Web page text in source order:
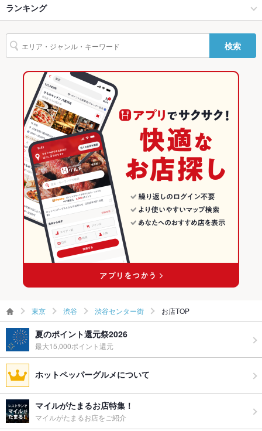
バリアフリ
ー
なし ：バリアフリーはございません。お手伝いが必要な場合、
スタッフが補助いたします。
駐車場
なし ：お近くのコインパーキングをご利用ください。お酒を飲
まれる際はお車でのお越しはご遠慮ください。
英語メニュ
あり
その他設備
その他お気づきの点ございましたらお気軽にスタッフまでご連
絡ください♪
その他
飲み放題
あり ：単品飲み放題プラン、飲み放題付きコースも多数ご用意
しております。お得なクーポンも併せてご利用下さい。
食べ放題
なし ：食べ放題プランはございませんが、一品一品真心こめて
調理いたします。
カクテル充実、焼酎充実、日本酒充実
お子様連れOK ：ママ友会やお子様連れも大歓迎！掘りごたつ
の完全個室でお食事をお愉しみ下さい。
ウェディン
ー二次会
人数の決まりづらいご宴会もご相談に乗ります。お気軽にお問
お祝い・サ
プライズ対
応
可
備考 ご不明点などございましたらお気軽にお問い合わせください。
くいもの屋わん 大和店
個室居酒屋 くいもの屋わん 茅ヶ崎店
くいもの屋わん 湘南台店
個室居酒屋 くいもの屋わん 蒲田店
くいもの屋わん 大宮南銀通り店
くいもの屋わん 本厚木店
くいもの屋わん 川崎西口店
その他の関連店舗
渋谷 × 和風
渋谷駅 × 居酒屋
渋谷駅 × 和風
焼き鳥・鶏料理
渋谷 × 和食
渋谷 × 焼き鳥・鶏料理
渋谷駅 × 和食
渋谷駅 × 焼き鳥・鶏料理
渋谷センター街 × 和風
渋谷センター街 × 和食
渋谷センター街 × 焼き鳥・鶏料理
東京 × 居酒屋
東京 × 和風
東京 × 和食
東京 × 焼き鳥・鶏料理
からあげ
ちらし寿司 うどん うなぎ 天ぷら レバー
フレンチトースト チーズケーキ
ランキング
東京のグルメランキング
東京の居酒屋ランキング
渋谷のグルメランキング
渋谷の居酒屋ランキング
渋谷センター街のグルメランキング
渋谷センター街の居酒屋ランキング
検索
東京 渋谷 渋谷センター街 お店TOP
夏のポイント還元祭2026
最大15,000ポイント還元
ホットペッパーグルメについて
マイルがたまるお店特集！
マイルがたまるお店をご紹介